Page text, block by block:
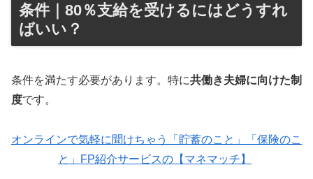
条件｜80％支給を受けるにはどうすれ
ばいい？
条件を満たす必要があります。特に共働き夫婦に向けた制
度です。
オンラインで気軽に聞けちゃう「貯蓄のこと」「保険のこ
と」FP紹介サービスの【マネマッチ】